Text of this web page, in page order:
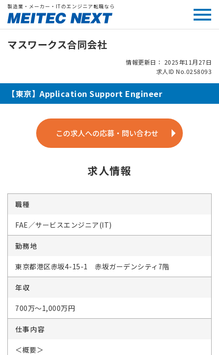
製造業・メーカー・ITのエンジニア転職なら
マスワークス合同会社
情報更新日： 2025年11月27日
求人ID No.0258093
【東京】Application Support Engineer
この求人への応募・問い合わせ
求人情報
職種
FAE／サービスエンジニア(IT)
勤務地
東京都港区赤坂4-15-1 赤坂ガーデンシティ7階
年収
700万～1,000万円
仕事内容
＜概要＞